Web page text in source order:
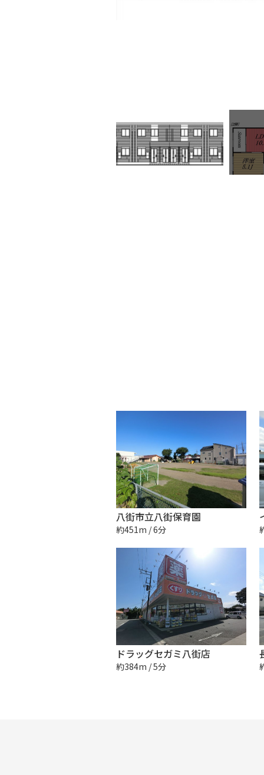
八街市立八街保育園
約451m / 6分
ドラッグセガミ八街店
約384m / 5分